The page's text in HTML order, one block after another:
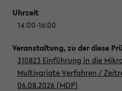
14:00-16:00
310823 Einführung in die
Multivariate Verfahren /
06.08.2026 (MDP)